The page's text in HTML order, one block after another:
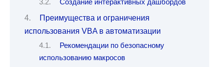
Создание интерактивных дашбордов
Преимущества и ограничения
использования VBA в автоматизации
Рекомендации по безопасному
использованию макросов